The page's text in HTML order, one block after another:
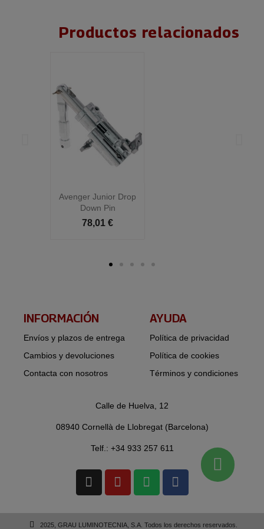
Productos relacionados
Avenger Junior Drop
Down Pin
78,01 €
INFORMACIÓN​
Envíos y plazos de entrega
Cambios y devoluciones
Contacta con nosotros
AYUDA
Política de privacidad
Política de cookies
Términos y condiciones
Calle de Huelva, 12
08940 Cornellà de Llobregat (Barcelona)
Telf.: +34 933 257 611
2025, GRAU LUMINOTECNIA, S.A. Todos los derechos reservados.